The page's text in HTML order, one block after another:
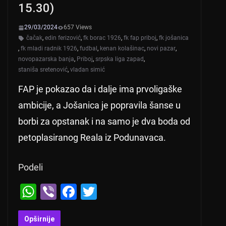
15.30)
29/03/2024
657 Views
čačak, edin ferizović, fk borac 1926, fk fap priboj, fk jošanica
, fk mladi radnik 1926, fudbal , kenan kolašinac, novi pazar,
novopazarska banja, Priboj, srpska liga zapad,
staniša sretenović, vladan simić
FAP je pokazao da i dalje ima prvoligaške
ambicije, a Jošanica je popravila šanse u
borbi za opstanak i na samo je dva boda od
petoplasiranog Reala iz Podunavaca.
Podeli
W
h
Vi
b
F
Opširnije